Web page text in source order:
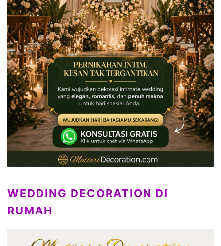
WEDDING DECORATION DI
RUMAH